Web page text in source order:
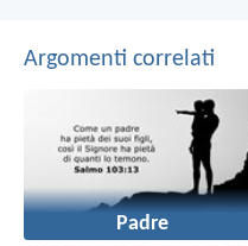
Argomenti correlati
Padre